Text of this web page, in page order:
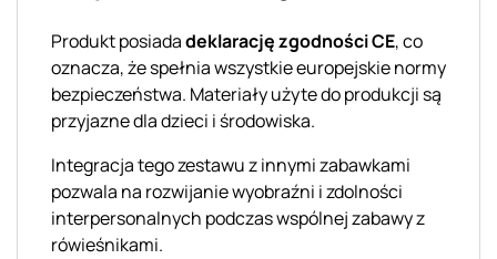
Produkt posiadadeklarację zgodności CE, co
oznacza, że spełnia wszystkie europejskie normy
bezpieczeństwa. Materiały użyte do produkcji są
przyjazne dla dzieci i środowiska.
Integracja tego zestawu z innymi zabawkami
pozwala na rozwijanie wyobraźni i zdolności
interpersonalnych podczas wspólnej zabawy z
rówieśnikami.